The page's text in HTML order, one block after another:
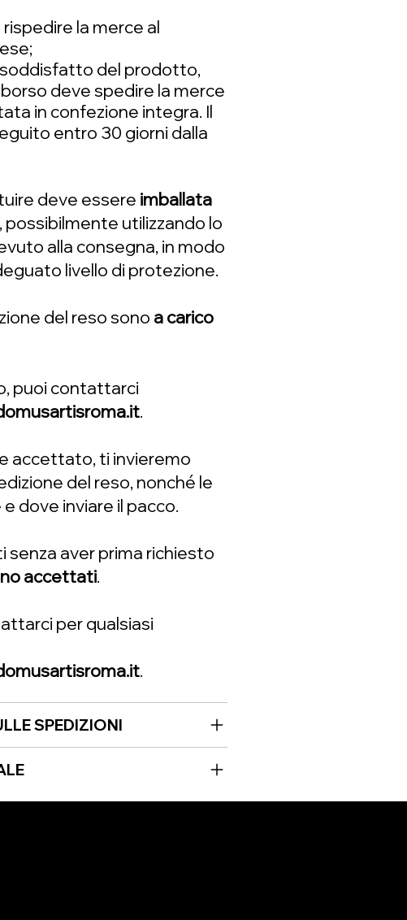
la merce al
del prodotto,
deve spedire la merce
in confezione integra. Il
entro 30 giorni dalla
deve essere imballata
possibilmente utilizzando lo
alla consegna, in modo
livello di protezione.
del reso sono a carico
puoi contattarci
.
accettato, ti invieremo
del reso, nonché le
dove inviare il pacco.
senza aver prima richiesto
accettati.
per qualsiasi
.
SPEDIZIONI